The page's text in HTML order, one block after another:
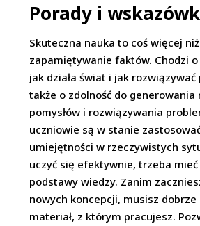
Porady i
Skuteczna nauka to coś więcej
zapamiętywanie faktów. Chodzi
jak działa świat i jak rozwiązywać
także o zdolność do generowania
pomysłów i rozwiązywania
uczniowie są w stanie
umiejętności w rzeczywistych
uczyć się efektywnie, trzeba
podstawy wiedzy. Zanim
nowych koncepcji, musisz
materiał, z którym pracujesz.